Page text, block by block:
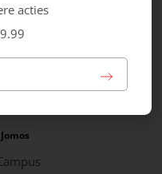
Jomos
acties